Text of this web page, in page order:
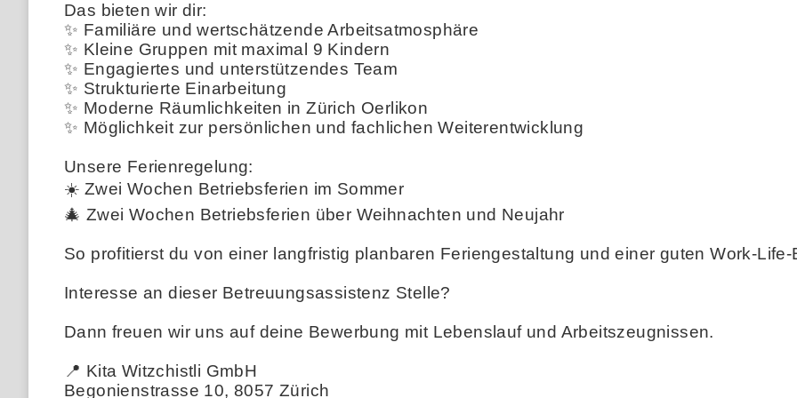
Das bieten wir dir:
✨ Familiäre und wertschätzende Arbeitsatmosphäre
✨ Kleine Gruppen mit maximal 9 Kindern
✨ Engagiertes und unterstützendes Team
✨ Strukturierte Einarbeitung
✨ Moderne Räumlichkeiten in Zürich Oerlikon
✨ Möglichkeit zur persönlichen und fachlichen Weiterentwicklung
Unsere Ferienregelung:
☀️ Zwei Wochen Betriebsferien im Sommer
🎄 Zwei Wochen Betriebsferien über Weihnachten und Neujahr
So profitierst du von einer langfristig planbaren Feriengestaltung und einer guten Work-Life-
Interesse an dieser Betreuungsassistenz Stelle?
Dann freuen wir uns auf deine Bewerbung mit Lebenslauf und Arbeitszeugnissen.
📍 Kita Witzchistli GmbH
Begonienstrasse 10, 8057 Zürich